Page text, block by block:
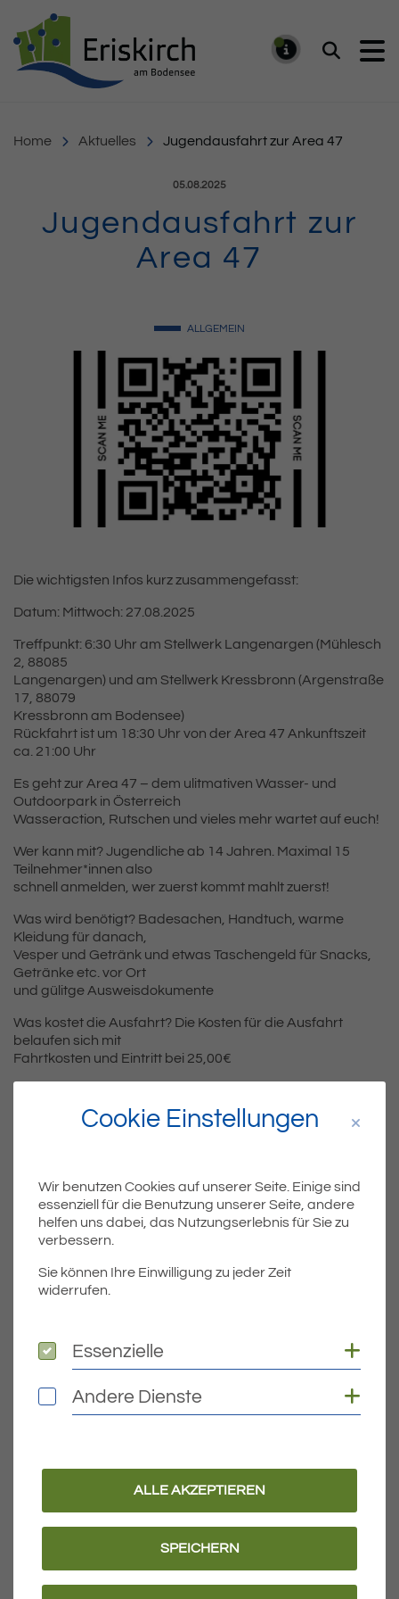
Suchen
Home Aktuelles Jugendausfahrt zur Area 47
Veröffentlicht am:
05.08.2025
Jugendausfahrt zur
Area 47
ALLGEMEIN
Die wichtigsten Infos kurz zusammengefasst:
Datum: Mittwoch: 27.08.2025
Treffpunkt: 6:30 Uhr am Stellwerk Langenargen (Mühlesch
2, 88085
Langenargen) und am Stellwerk Kressbronn (Argenstraße
17, 88079
Kressbronn am Bodensee)
Rückfahrt ist um 18:30 Uhr von der Area 47 Ankunftszeit
ca. 21:00 Uhr
Es geht zur Area 47 – dem ulitmativen Wasser- und
Outdoorpark in Österreich
Wasseraction, Rutschen und vieles mehr wartet auf euch!
Wer kann mit? Jugendliche ab 14 Jahren. Maximal 15
Teilnehmer*innen also
schnell anmelden, wer zuerst kommt mahlt zuerst!
Was wird benötigt? Badesachen, Handtuch, warme
Kleidung für danach,
Vesper und Getränk und etwas Taschengeld für Snacks,
Getränke etc. vor Ort
und gülitge Ausweisdokumente
Was kostet die Ausfahrt? Die Kosten für die Ausfahrt
belaufen sich mit
Fahrtkosten und Eintritt bei 25,00€
den Scan des QR-Codes an:
LENZ@Langenargen.de oder
Die Einverständniserklärung für Minderjährige als PDF
zum Download
zum Download
Teile Beitrag:
Titel für Beitrag
Eriskirch surft jetzt mit Glasfaser
BEITRÄGE
Cookie Einstellungen
Wir benutzen Cookies auf unserer Seite. Einige sind
essenziell für die Benutzung unserer Seite, andere
helfen uns dabei, das Nutzungserlebnis für Sie zu
verbessern.
Sie können Ihre Einwilligung zu jeder Zeit
widerrufen.
Essenzielle
Essenzielle
Andere Dienste
Andere Dienste
ALLE AKZEPTIEREN
SPEICHERN